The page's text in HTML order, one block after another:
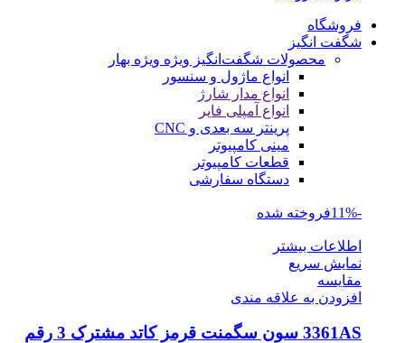
فروشگاه
شگفت انگیز
محصولات شگفت‌انگیز ویژه ویژه بهار
انواع ماژول و سنسور
انواع مدار شارژ
انواع آمپلی فایر
پرینتر سه بعدی و CNC
مینی کامپیوتر
قطعات کامپیوتر
دستگاه سفارشی
-11% فروخته شده
اطلاعات بیشتر
نمایش سریع
مقايسه
افزودن به علاقه مندی
3361AS سون سگمنت قرمز کاتد مشترک 3 رقم